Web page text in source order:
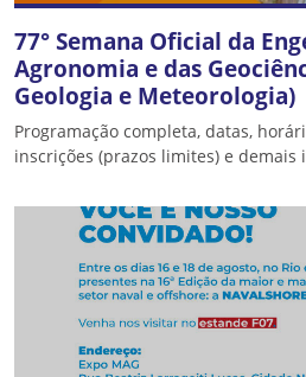
77° Semana Oficial da
Agronomia e das
Geologia e Meteorologia)
Programação completa, datas,
inscrições (prazos limites) e demais